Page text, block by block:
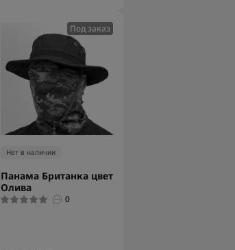
Под заказ
Нет в наличии
Панама Британка цвет
Олива
0